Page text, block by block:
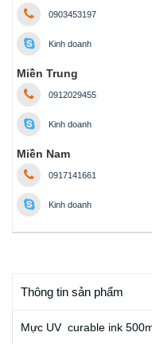
0903453197
Kinh doanh
Miền Trung
0912029455
Kinh doanh
Miền Nam
0917141661
Kinh doanh
Thông tin sản phẩm
Mực UV curable ink